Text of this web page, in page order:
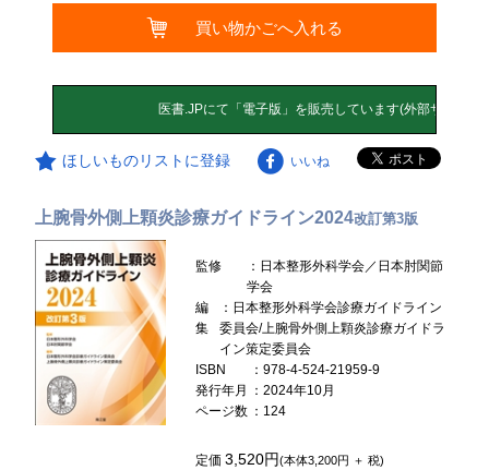
買い物かごへ入れる
ほしいものリストに登録 いいね
上腕骨外側上顆炎診療ガイドライン2024改訂第3版
監修
：日本整形外科学会／日本肘関節
学会
編
集
：日本整形外科学会診療ガイドライン
委員会/上腕骨外側上顆炎診療ガイドラ
イン策定委員会
ISBN
：978-4-524-21959-9
発行年月
：2024年10月
ページ数 ：124
定価3,520円(本体3,200円 ＋ 税)